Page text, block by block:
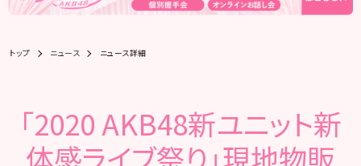
トップ ニュース ニュース詳細
「2020 AKB48新ユニット新
体感ライブ祭り」現地物販